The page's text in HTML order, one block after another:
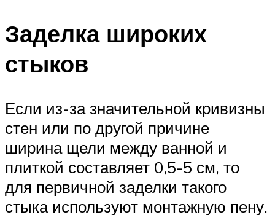
Заделка широких
стыков
Если из-за значительной кривизны
стен или по другой причине
ширина щели между ванной и
плиткой составляет 0,5-5 см, то
для первичной заделки такого
стыка используют монтажную пену.